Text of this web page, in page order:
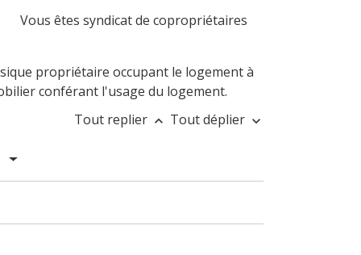
Vous êtes syndicat de copropriétaires
propriétaire occupant le logement à
conférant l'usage du logement.
Tout replier keyboard_arrow_up Tout déplier keyboard_arrow_down